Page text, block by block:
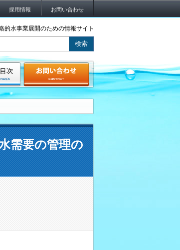
採用情報 お問い合わせ
的水事業展開のための情報サイト
需要の管理の